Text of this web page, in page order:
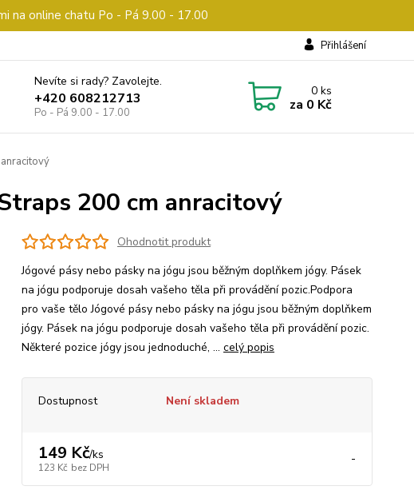
na online chatu Po - Pá 9.00 - 17.00
Přihlášení
Nevíte si rady? Zavolejte.
+420 608212713
Po - Pá 9.00 - 17.00
0ks
za 0 Kč
200 cm anracitový
Ohodnotit produkt
Jógové pásy nebo pásky na jógu jsou běžným doplňkem jógy. Pásek
na jógu podporuje dosah vašeho těla při provádění pozic.Podpora
pro vaše tělo Jógové pásy nebo pásky na jógu jsou běžným doplňkem
jógy. Pásek na jógu podporuje dosah vašeho těla při provádění pozic.
Některé pozice jógy jsou jednoduché, ... celý popis
Dostupnost Není skladem
149 Kč/ks
123 Kč bez DPH -